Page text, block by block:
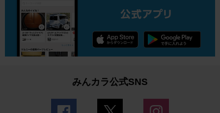
みんカラ公式SNS